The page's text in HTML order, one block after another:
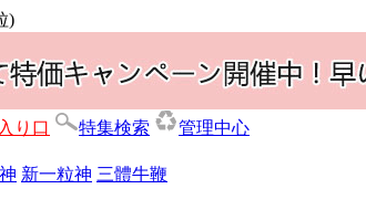
)
り口 特集検索
管理中心
新一粒神 三體牛鞭